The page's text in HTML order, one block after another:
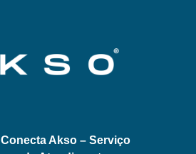
Conecta Akso – Serviço